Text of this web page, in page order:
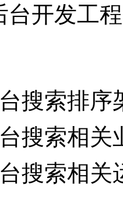
台开发工
搜索排序
搜索相关
搜索相关